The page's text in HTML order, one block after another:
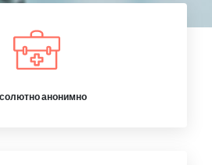
анонимно